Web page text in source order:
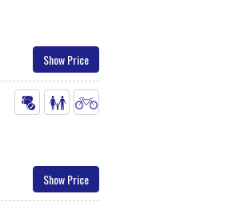
Show Price
Show Price